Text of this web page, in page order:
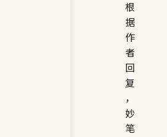
根
据
作
者
回
复
，
妙
笔